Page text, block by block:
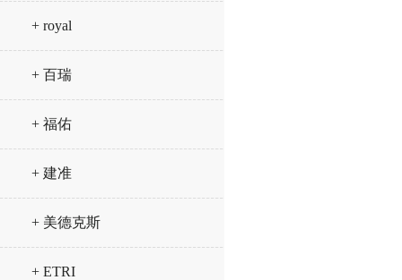
+ royal
+ 百瑞
+ 福佑
+ 建准
+ 美德克斯
+ ETRI